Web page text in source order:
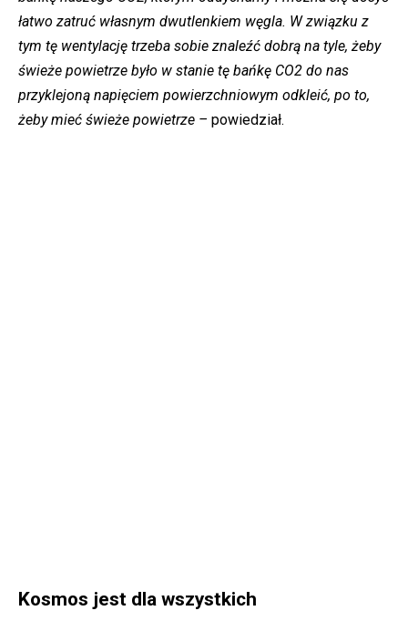
łatwo zatruć własnym dwutlenkiem węgla. W związku z
tym tę wentylację trzeba sobie znaleźć dobrą na tyle, żeby
świeże powietrze było w stanie tę bańkę CO2 do nas
przyklejoną napięciem powierzchniowym odkleić, po to,
żeby mieć świeże powietrze – powiedział.
Kosmos jest dla wszystkich